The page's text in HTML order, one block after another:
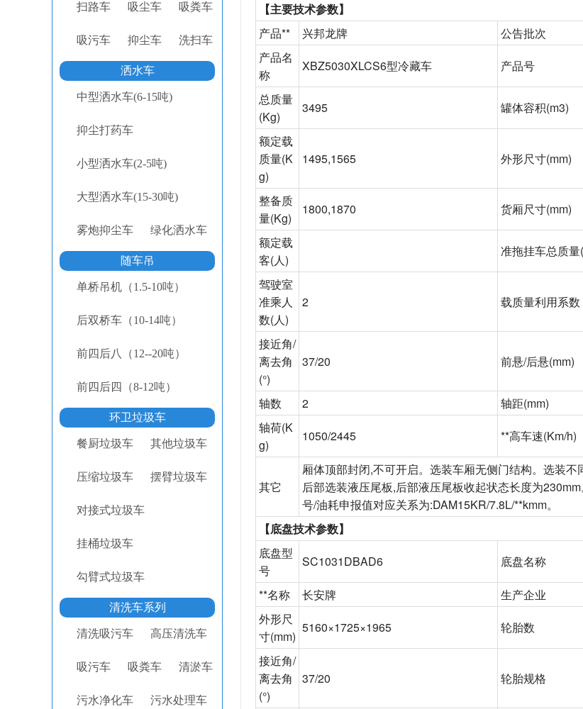
扫路车 吸尘车 吸粪车
吸污车 抑尘车 洗扫车
洒水车
中型洒水车(6-15吨)
抑尘打药车
小型洒水车(2-5吨)
大型洒水车(15-30吨)
雾炮抑尘车 绿化洒水车
随车吊
单桥吊机（1.5-10吨）
后双桥车（10-14吨）
前四后八（12--20吨）
前四后四（8-12吨）
环卫垃圾车
餐厨垃圾车 其他垃圾车
压缩垃圾车 摆臂垃圾车
对接式垃圾车
挂桶垃圾车
勾臂式垃圾车
清洗车系列
清洗吸污车 高压清洗车
吸污车 吸粪车 清淤车
污水净化车 污水处理车
【主要技术参数】
产品**
兴邦龙牌 公告批次
产品名
称
XBZ5030XLCS6型冷藏车 产品号
总质量
(Kg)
3495 罐体容积(m3)
额定载
质量(K
g)
1495,1565 外形尺寸(mm)
整备质
量(Kg)
1800,1870 货厢尺寸(mm)
额定载
客(人)
准拖挂车总质量
驾驶室
准乘人
数(人)
2 载质量利用系数
接近角/
离去角
(°)
37/20 前悬/后悬(mm)
轴数 2 轴距(mm)
轴荷(K
g)
1050/2445 **高车速(Km/h)
其它
厢体顶部封闭,不可开启。选装车厢无侧门结构。选装
后部选装液压尾板,后部液压尾板收起状态长度为
号/油耗申报值对应关系为:DAM15KR/7.8L/**kmm。
【底盘技术参数】
底盘型
号
SC1031DBAD6 底盘名称
**名称 长安牌 生产企业
外形尺
寸(mm)
5160×1725×1965 轮胎数
接近角/
离去角
(°)
37/20 轮胎规格